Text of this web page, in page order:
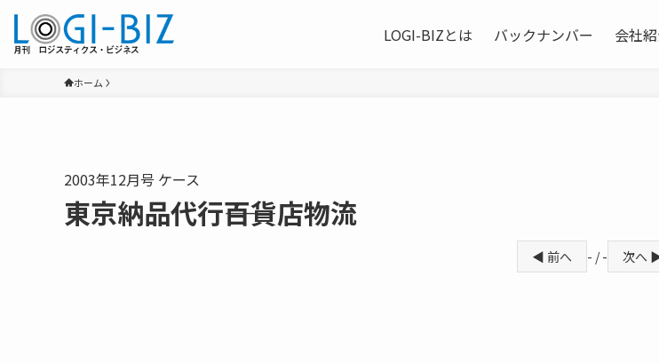
LOGI-BIZとは バックナンバー 会社
ホーム
2003年12月号 ケース
東京納品代行――百貨店物流
◀ 前へ - / - 次へ